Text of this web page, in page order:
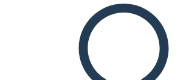
SUKURTI SIUŽETINĘ LENTĄ
PALEISTI SKAIDRIŲ DEMONSTRACIJĄ
SKAITYK MAN